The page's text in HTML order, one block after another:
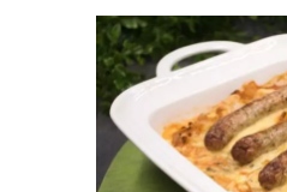
CARB
DER
DICH